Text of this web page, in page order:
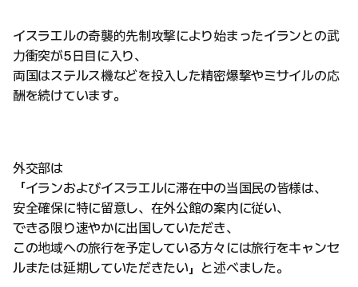
イスラエルの奇襲的先制攻撃により始まったイランとの武
力衝突が5日目に入り、
両国はステルス機などを投入した精密爆撃やミサイルの応
酬を続けています。
外交部は
「イランおよびイスラエルに滞在中の当国民の皆様は、
安全確保に特に留意し、在外公館の案内に従い、
できる限り速やかに出国していただき、
この地域への旅行を予定している方々には旅行をキャンセ
ルまたは延期していただきたい」と述べました。